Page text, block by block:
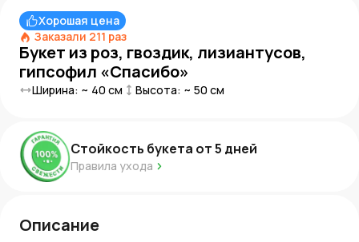
Хорошая цена
Заказали 211 раз
Букет из роз, гвоздик, лизиантусов,
гипсофил «Спасибо»
Ширина: ~ 40 см Высота: ~ 50 см
Стойкость букета от5 дней
Правила ухода
Описание